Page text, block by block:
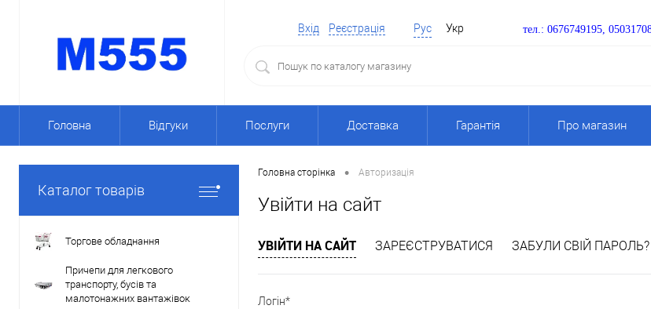
Вхід Реєстрація Рус Укр тел.: 0676749195,
Головна Відгуки Послуги Доставка Гарантія Про магазин
Каталог товарів
Торгове обладнання
Причепи для легкового
транспорту, бусів та
малотонажних вантажівок
Головна сторінка • Авторизація
Увійти на сайт
УВІЙТИ НА САЙТ ЗАРЕЄСТРУВАТИСЯ ЗАБУЛИ СВІЙ ПАРОЛЬ?
Логін*